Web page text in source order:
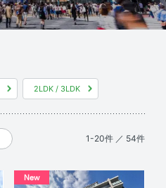
2LDK / 3LDK
1-20件 ／ 54件
New